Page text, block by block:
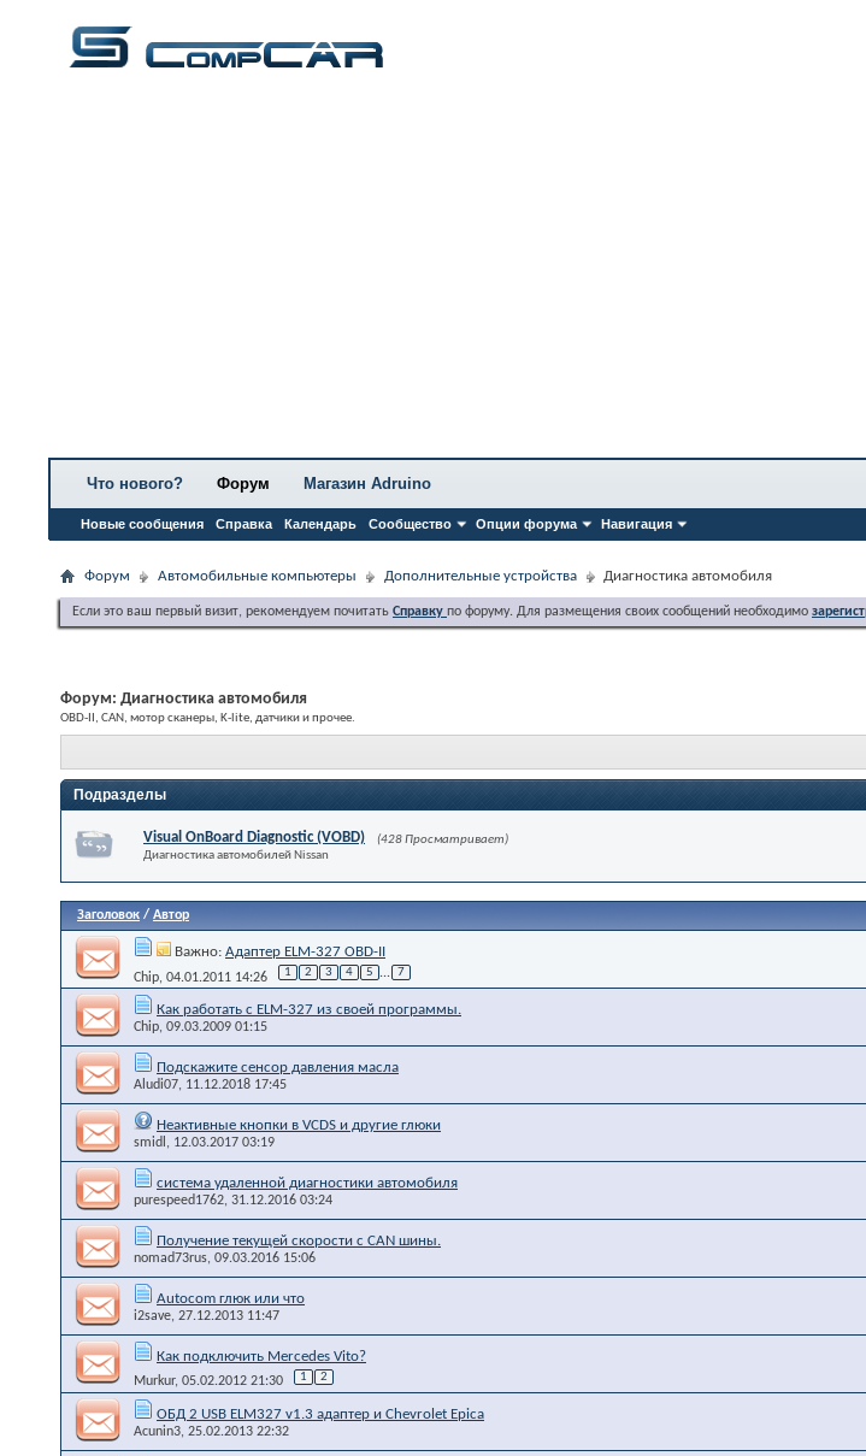
Что нового? Форум
Новые сообщения Справка Календарь Сообщество Опции форума Навигация
Магазин Adruino
Форум Автомобильные компьютеры Дополнительные устройства Диагностика автомобиля
Если это ваш первый визит, рекомендуем почитать Справку по форуму. Для размещения своих сообщений необходимо
Форум: Диагностика автомобиля
OBD-II, CAN, мотор сканеры, K-lite, датчики и прочее.
Подразделы
Visual OnBoard Diagnostic (VOBD)
(428 Просматривает)
Диагностика автомобилей Nissan
Заголовок / Автор
Важно: Адаптер ELM-327 OBD-II
Chip, 04.01.2011 14:26 1 2 3 4 5 ... 7
Как работать с ELM-327 из своей программы.
Chip, 09.03.2009 01:15
Подскажите сенсор давления масла
Aludi07, 11.12.2018 17:45
Неактивные кнопки в VCDS и другие глюки
smidl , 12.03.2017 03:19
система удаленной диагностики автомобиля
purespeed1762, 31.12.2016 03:24
Получение текущей скорости с CAN шины.
nomad73rus, 09.03.2016 15:06
Autocom глюк или что
i2save, 27.12.2013 11:47
Как подключить Mercedes Vito?
Murkur, 05.02.2012 21:30 1 2
ОБД 2 USB ELM327 v1.3 адаптер и Chevrolet Epica
Acunin3, 25.02.2013 22:32